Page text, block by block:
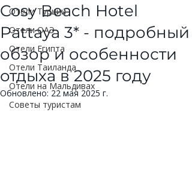
Отели Турции
Отели ОАЭ
Отели Египта
Отели Таиланда
Отели на Мальдивах
Советы туристам
Cosy Beach Hotel
Pattaya 3* - подробный
обзор и особенности
отдыха в 2025 году
Обновлено:22 мая 2025 г.